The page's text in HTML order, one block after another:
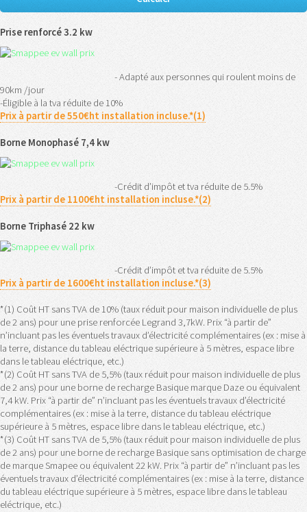
Prise renforcé 3.2 kw
- Adapté aux personnes qui roulent moins de
90km /jour
-Éligible à la tva réduite de 10%
Prix à partir de 550€ht installation incluse.*(1)
Borne Monophasé 7,4 kw
-Crédit d’impôt et tva réduite de 5.5%
Prix à partir de 1100€ht installation incluse.*(2)
Borne Triphasé 22 kw
-Crédit d’impôt et tva réduite de 5.5%
Prix à partir de 1600€ht installation incluse.*(3)
*(1) Coût HT sans TVA de 10% (taux réduit pour maison individuelle de plus
de 2 ans) pour une prise renforcée Legrand 3,7kW. Prix “à partir de”
n’incluant pas les éventuels travaux d’électricité complémentaires (ex : mise à
la terre, distance du tableau eléctrique supérieure à 5 mètres, espace libre
dans le tableau eléctrique, etc.)
*(2) Coût HT sans TVA de 5,5% (taux réduit pour maison individuelle de plus
de 2 ans) pour une borne de recharge Basique marque Daze ou équivalent
7,4 kW. Prix “à partir de” n’incluant pas les éventuels travaux d’électricité
complémentaires (ex : mise à la terre, distance du tableau eléctrique
supérieure à 5 mètres, espace libre dans le tableau eléctrique, etc.)
*(3) Coût HT sans TVA de 5,5% (taux réduit pour maison individuelle de plus
de 2 ans) pour une borne de recharge Basique sans optimisation de charge
de marque Smapee ou équivalent 22 kW. Prix “à partir de” n’incluant pas les
éventuels travaux d’électricité complémentaires (ex : mise à la terre, distance
du tableau eléctrique supérieure à 5 mètres, espace libre dans le tableau
eléctrique, etc.)